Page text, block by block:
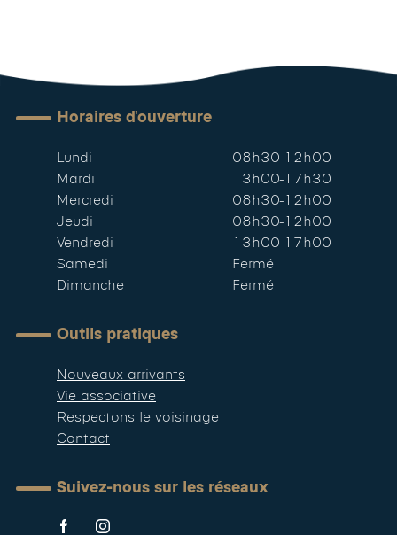
Horaires d'ouverture
Lundi
08h30-12h00
Mardi
13h00-17h30
Mercredi
08h30-12h00
Jeudi
08h30-12h00
Vendredi
13h00-17h00
Samedi
Fermé
Dimanche
Fermé
Outils pratiques
Nouveaux arrivants
Vie associative
Respectons le voisinage
Contact
Suivez-nous sur les réseaux